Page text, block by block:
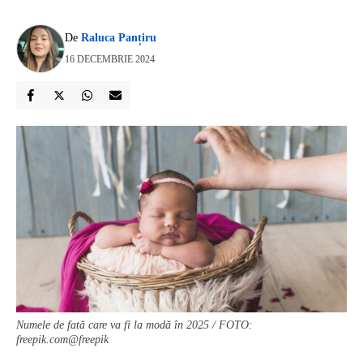
De Raluca Panțiru
16 DECEMBRIE 2024
Numele de fată care va fi la modă în 2025 / FOTO:
freepik.com@freepik